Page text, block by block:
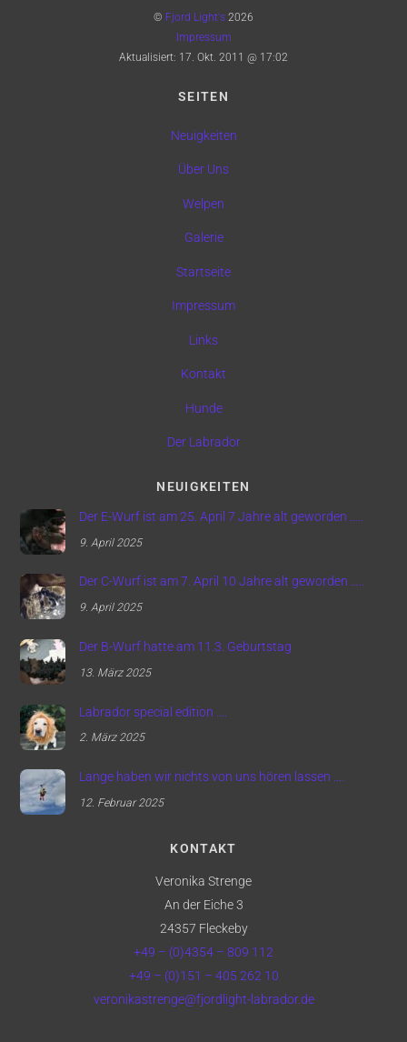
© Fjord Light's 2026
Impressum
Aktualisiert: 17. Okt. 2011 @ 17:02
SEITEN
Neuigkeiten
Über Uns
Welpen
Galerie
Startseite
Impressum
Links
Kontakt
Hunde
Der Labrador
NEUIGKEITEN
Der E-Wurf ist am 25. April 7 Jahre alt geworden …..
9. April 2025
Der C-Wurf ist am 7. April 10 Jahre alt geworden …..
9. April 2025
Der B-Wurf hatte am 11.3. Geburtstag
13. März 2025
Labrador special edition ….
2. März 2025
Lange haben wir nichts von uns hören lassen ….
12. Februar 2025
KONTAKT
Veronika Strenge
An der Eiche 3
24357 Fleckeby
+49 – (0)4354 – 809 112
+49 – (0)151 – 405 262 10
veronikastrenge@fjordlight-labrador.de